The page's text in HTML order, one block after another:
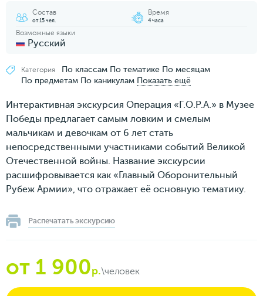
Состав
от 15 чел.
Время
4 часа
Возможные языки
Русский
Категория По классам По тематике По месяцам
По предметам По каникулам Показать ещё
Интерактивная экскурсия Операция «Г.О.Р.А.» в Музее
Победы предлагает самым ловким и смелым
мальчикам и девочкам от 6 лет стать
непосредственными участниками событий Великой
Отечественной войны. Название экскурсии
расшифровывается как «Главный Оборонительный
Рубеж Армии», что отражает её основную тематику.
Распечатать экскурсию
от 1 900р.\человек